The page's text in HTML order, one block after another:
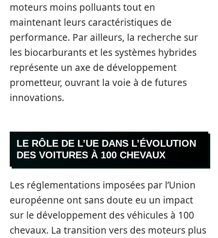
moteurs moins polluants tout en
maintenant leurs caractéristiques de
performance. Par ailleurs, la recherche sur
les biocarburants et les systèmes hybrides
représente un axe de développement
prometteur, ouvrant la voie à de futures
innovations.
LE RÔLE DE L’UE DANS L’ÉVOLUTION
DES VOITURES À 100 CHEVAUX
Les réglementations imposées par l’Union
européenne ont sans doute eu un impact
sur le développement des véhicules à 100
chevaux. La transition vers des moteurs plus